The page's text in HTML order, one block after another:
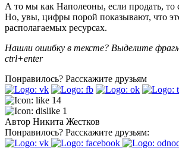
А то мы как Наполеоны, если продать, то
Но, увы, цифры порой показывают, что
располагаемых ресурсах.
Нашли ошибку в тексте? Выделите
ctrl+enter
Понравилось? Расскажите друзьям
14
1
Автор Никита Жестков
Понравилось? Расскажите друзьям: